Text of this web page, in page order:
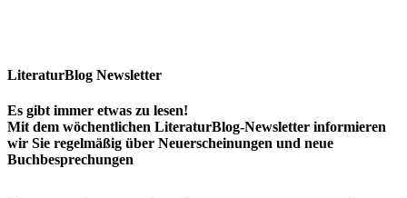
LiteraturBlog Newsletter
Es gibt immer etwas zu lesen!
Mit dem wöchentlichen LiteraturBlog-Newsletter informieren
wir Sie regelmäßig über Neuerscheinungen und neue
Buchbesprechungen